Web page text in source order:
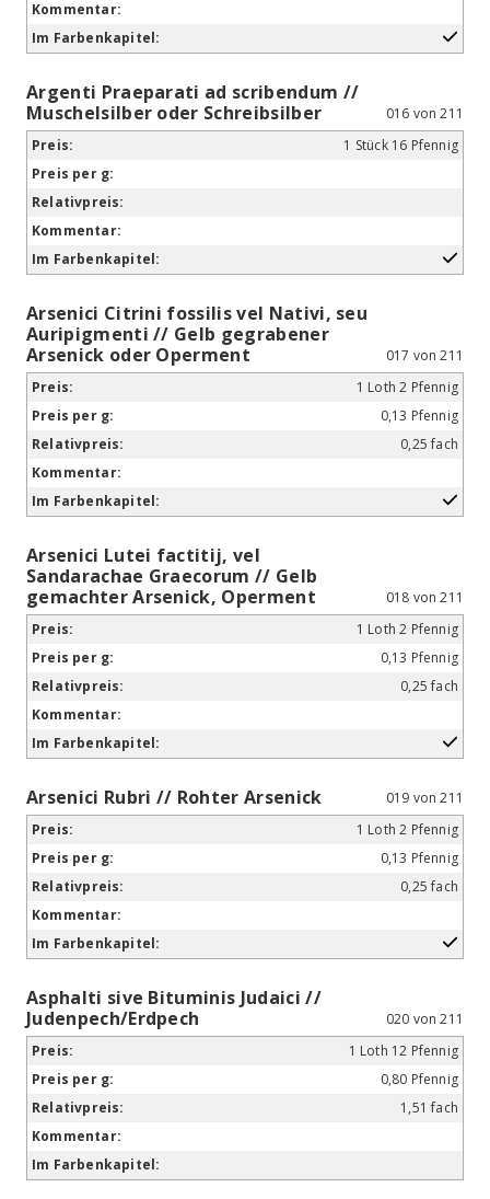
Argenti Praeparati ad scribendum //
Muschelsilber oder Schreibsilber
016 von 211
1 Stück 16 Pfennig
Arsenici Citrini fossilis vel Nativi, seu
Auripigmenti // Gelb gegrabener
Arsenick oder Operment
017 von 211
1 Loth 2 Pfennig
0,13 Pfennig
0,25 fach
Arsenici Lutei factitij, vel
Sandarachae Graecorum // Gelb
gemachter Arsenick, Operment
018 von 211
1 Loth 2 Pfennig
0,13 Pfennig
0,25 fach
Arsenici Rubri // Rohter Arsenick
019 von 211
1 Loth 2 Pfennig
0,13 Pfennig
0,25 fach
Asphalti sive Bituminis Judaici //
Judenpech/Erdpech
020 von 211
1 Loth 12 Pfennig
0,80 Pfennig
1,51 fach